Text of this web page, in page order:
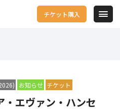
チケット購入
お知らせ チケット
・エヴァン・ハンセ